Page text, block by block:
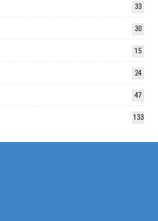
33
30
15
24
47
133